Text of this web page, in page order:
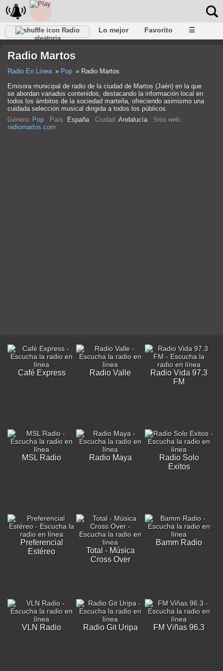
Radio
aleatoria
Lo mejor Favorito ☰
Radio Martos
Radio En Línea Pop
Radio Martos
Emisora municipal de radio de la ciudad de Martos (Jaén) en la que
se abordan variados contenidos, destacando la información local en
todos los ámbitos de la sociedad marteña, ofreciendo asimismo una
cuidada selección musical dirigida a todos los públicos.
Género: Pop País: España Ciudad: Andalucía Sitio web:
radiomartos.com
Café Express Radio Valle
Radio Vida 97.3
FM
MSL Radio Radio Maya
Radio Solo
Exitos
Preferencial
Estéreo
Total - Música
Cross Over
Bamm Radio
VLN Radio Radio Git Uripa FM Viñas 96.3